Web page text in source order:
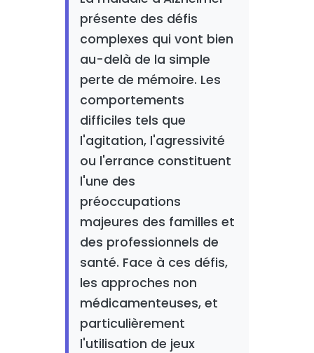
présente des défis
complexes qui vont bien
au-delà de la simple
perte de mémoire. Les
comportements
difficiles tels que
l'agitation, l'agressivité
ou l'errance constituent
l'une des
préoccupations
majeures des familles et
des professionnels de
santé. Face à ces défis,
les approches non
médicamenteuses, et
particulièrement
l'utilisation de jeux